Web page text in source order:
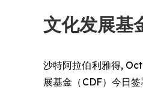
文化发展基
沙特阿拉伯利雅得,
展基金（CDF）今日